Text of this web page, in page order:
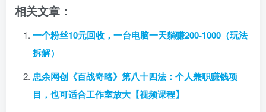
相关文章：
一个粉丝10元回收，一台电脑一天躺赚200-1000（玩法
拆解）
忠余网创《百战奇略》第八十四法：个人兼职赚钱项
目，也可适合工作室放大【视频课程】